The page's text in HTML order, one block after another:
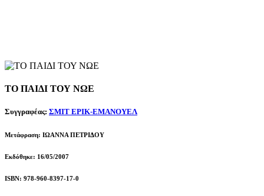
ΤΟ ΠΑΙΔΙ ΤΟΥ ΝΩΕ
Συγγραφέας: ΣΜΙΤ ΕΡΙΚ-ΕΜΑΝΟΥΕΛ
Μετάφραση: ΙΩΑΝΝΑ ΠΕΤΡΙΔΟΥ
Εκδόθηκε: 16/05/2007
ISBN: 978-960-8397-17-0